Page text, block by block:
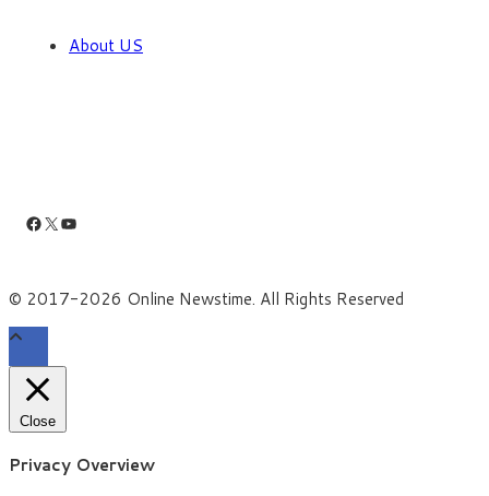
About US
Facebook
X YouTube
© 2017-2026 Online Newstime. All Rights Reserved
Close
Privacy Overview